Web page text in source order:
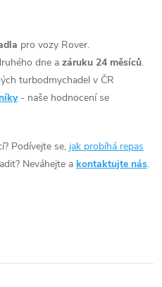
pro vozy Rover.
dne a záruku 24 měsíců.
turbodmychadel v ČR
- naše hodnocení se
Podívejte se, jak probíhá repas
Neváhejte a kontaktujte nás.